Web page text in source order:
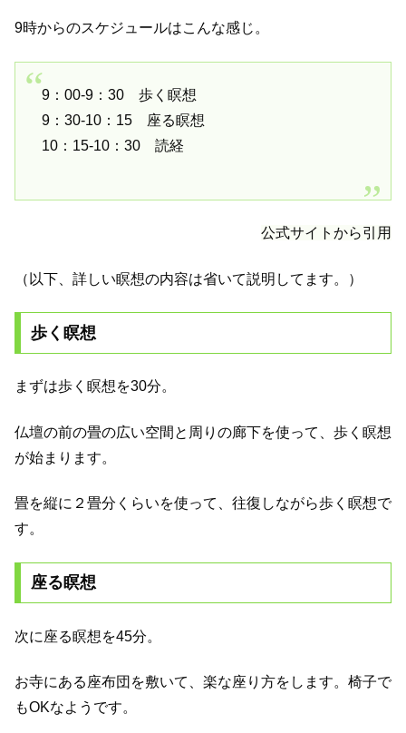
9時からのスケジュールはこんな感じ。
9：00-9：30 歩く瞑想
9：30-10：15 座る瞑想
10：15-10：30 読経
公式サイトから引用
（以下、詳しい瞑想の内容は省いて説明してます。）
歩く瞑想
まずは歩く瞑想を30分。
仏壇の前の畳の広い空間と周りの廊下を使って、歩く瞑想
が始まります。
畳を縦に２畳分くらいを使って、往復しながら歩く瞑想で
す。
座る瞑想
次に座る瞑想を45分。
お寺にある座布団を敷いて、楽な座り方をします。椅子で
もOKなようです。